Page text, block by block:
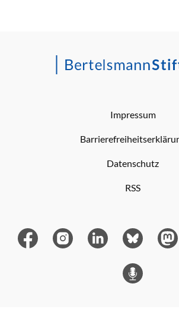
Impressum
Datenschutz
RSS